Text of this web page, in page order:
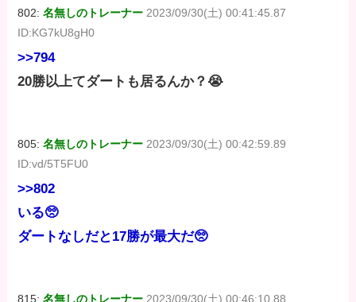
802:名無しのトレーナー 2023/09/30(土) 00:41:45.87
ID:KG7kU8gH0
>>794
20勝以上てダートも居るんか？😭
805:名無しのトレーナー 2023/09/30(土) 00:42:59.89
ID:vd/5T5FU0
>>802
いる🥺
ダートなしだと17勝が最大だ🥺
815:名無しのトレーナー 2023/09/30(土) 00:46:10.88